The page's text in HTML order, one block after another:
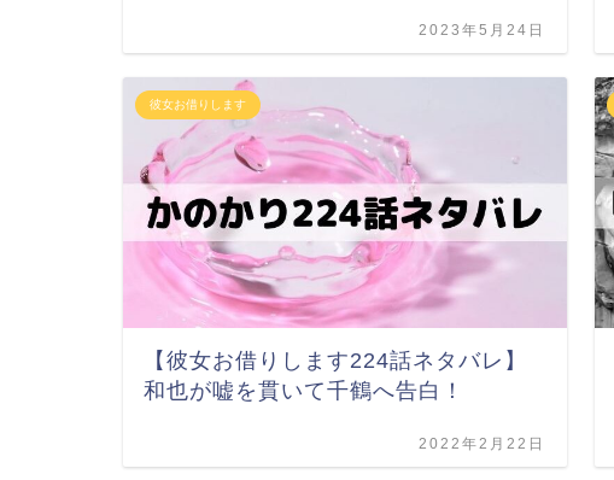
2023年5月24日
彼女お借りします
【彼女お借りします224話ネタバレ】
和也が嘘を貫いて千鶴へ告白！
2022年2月22日